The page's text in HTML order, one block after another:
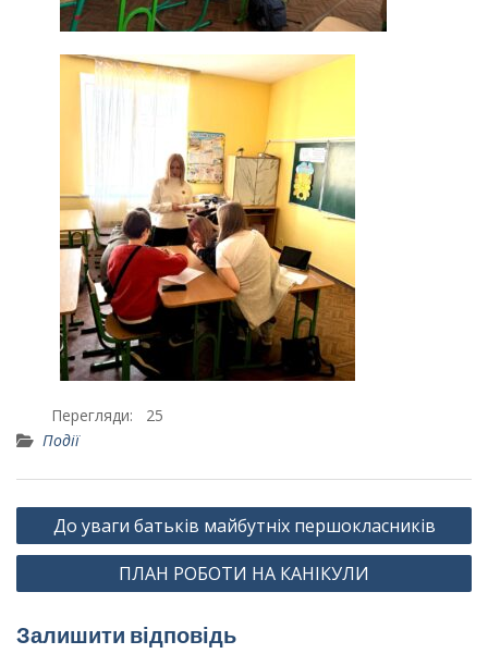
Перегляди:
25
Події
Навігація
записів
До уваги батьків майбутніх першокласників
ПЛАН РОБОТИ НА КАНІКУЛИ
Залишити відповідь